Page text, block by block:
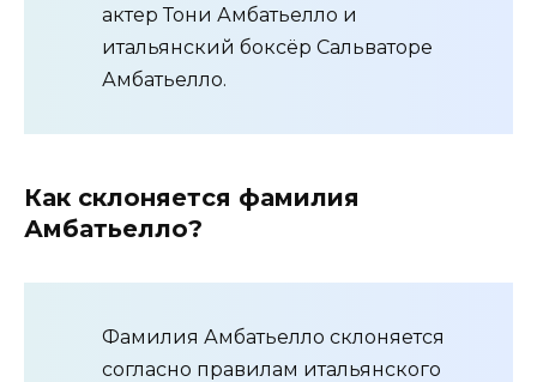
актер Тони Амбатьелло и
итальянский боксёр Сальваторе
Амбатьелло.
Как склоняется фамилия
Амбатьелло?
Фамилия Амбатьелло склоняется
согласно правилам итальянского